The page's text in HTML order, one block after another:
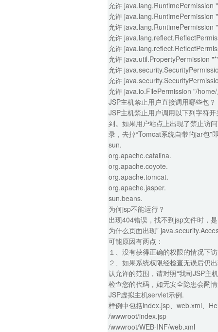
允许
允许 java.lang.RuntimePermission
允许 java.lang.RuntimePermission
允许
允许
允许 java.util.PropertyPermission
允许
允许
允许 java.io.FilePermission "/
JSP主机禁止用户直接调用哪些包？
JSP主机禁止用户调用以下列字符
到。如果用户站点上出现了禁止访
录，去掉“Tomcat系统自带的jar包”
sun.
org.apache.catalina.
org.apache.coyote.
org.apache.tomcat.
org.apache.jasper.
sun.beans.
为何jsp不能运行？
出现404错误，找不到jsp文件时，
为什么页面出现”
可能原因有两点：
１、没有获得正确的权限的情况下
２、如果系统权限经检查无误后仍
认允许的范围，请对照“我司JSP主
检查您的代码，如无安全隐患会酌
JSP虚拟主机servlet示例.
样例中包括index.jsp、web.xml、
/wwwroot/index.jsp
/wwwroot/WEB-INF/web.xml